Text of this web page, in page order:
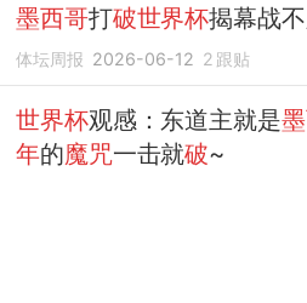
墨西哥打破世界杯揭幕战
体坛周报 2026-06-12 2 跟贴
世界杯观感：东道主就是
年的魔咒一击就破~